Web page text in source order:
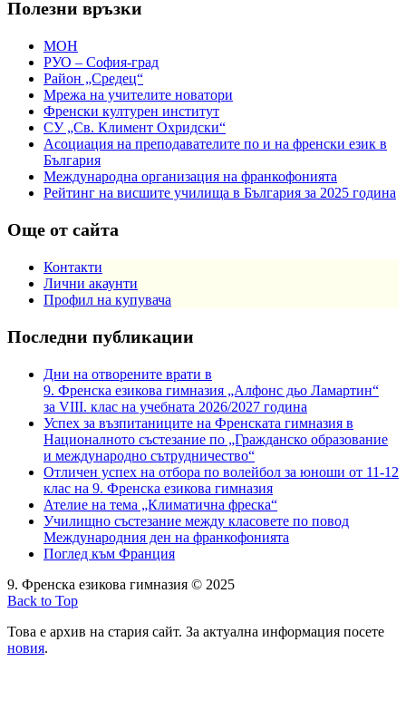
Полезни връзки
МОН
РУО – София-град
Район „Средец“
Мрежа на учителите новатори
Френски културен институт
СУ „Св. Климент Охридски“
Асоциация на преподавателите по и на френски език в
България
Международна организация на франкофонията
Рейтинг на висшите училища в България за 2025 година
Още от сайта
Контакти
Лични акаунти
Профил на купувача
Последни публикации
Дни на отворените врати в
9. Френска езикова гимназия „Алфонс дьо Ламартин“
за VIII. клас на учебната 2026/2027 година
Успех за възпитаниците на Френската гимназия в
Националното състезание по „Гражданско образование
и международно сътрудничество“
Отличен успех на отбора по волейбол за юноши от 11-12
клас на 9. Френска езикова гимназия
Ателие на тема „Климатична фреска“
Училищно състезание между класовете по повод
Международния ден на франкофонията
Поглед към Франция
9. Френска езикова гимназия © 2025
Back to Top
Това е архив на стария сайт. За актуална информация посете
новия.